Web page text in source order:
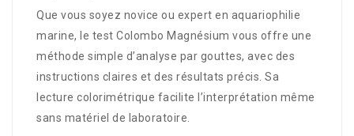
Que vous soyez novice ou expert en aquariophilie
marine, le test Colombo Magnésium vous offre une
méthode simple d’analyse par gouttes, avec des
instructions claires et des résultats précis. Sa
lecture colorimétrique facilite l’interprétation même
sans matériel de laboratoire.